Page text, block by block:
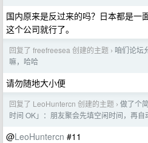
国内原来是反过来的吗？日本都是一
这个公司就行了。
回复了 freefreesea 创建的主题 › 咱们论坛
嘛，哈哈
请勿随地大小便
回复了 LeoHuntercn 创建的主题 › 做了个
时间 OK」：朋友聚会先填空闲时间，再
@LeoHuntercn #11